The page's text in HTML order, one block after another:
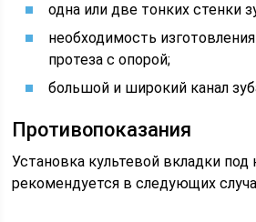
одна или две тонких стенки
необходимость
протеза с опорой;
большой и широкий канал
Противопоказания
Установка культевой вкладки под
рекомендуется в следующих